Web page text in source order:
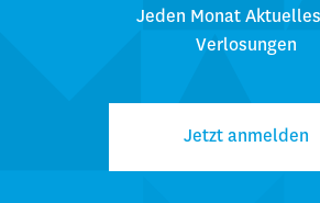
Jeden Monat
Verlosungen
Jetzt anmelden